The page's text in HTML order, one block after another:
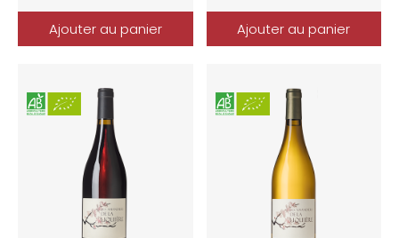
Ajouter au panier Ajouter au panier